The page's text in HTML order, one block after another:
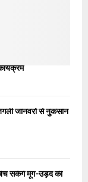
जानवरों से नुकसान
बेच सकेंगे मूंग-उड़द की